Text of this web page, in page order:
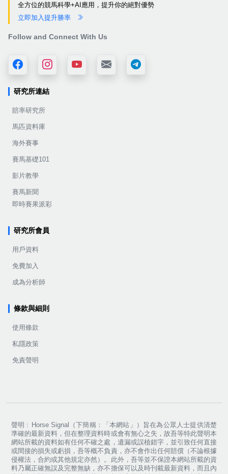
全方位的競馬科學+AI應用，提升你的絕對優勢
立即加入提升勝率
Follow and Connect With Us
研究所連結
賠率研究所
馬匹資料庫
海外賽事
賽馬基礎101
影片教學
賽馬新聞
即時賽果派彩
研究所會員
用戶資料
免費加入
成為分析師
條款與細則
使用條款
私隱政策
免責聲明
聲明﹕Horse Signal（下簡稱：「本網站」）旨在為公眾人士提供清楚
準確的最新資料，但在整理資料時或會有無心之失，故吾等特此聲明本
網站所載的資料如有任何不確之處，遺漏或誤植錯字，並引致任何直接
或間接的損失或虧損，吾等概不負責，亦不會作出任何賠償（不論根據
侵權法，合約或其他規定亦然）。此外，吾等並不保證本網站所載的資
料乃屬正確無誤及完整無缺，亦不擔保可以及時刊載最新資料，而且內